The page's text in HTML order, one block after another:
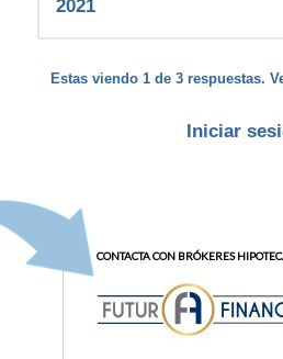
2021
Estas viendo 1 de 3 respuestas.
Iniciar